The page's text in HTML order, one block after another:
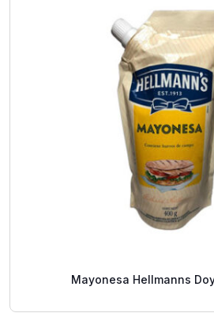
Mayonesa Hellmanns